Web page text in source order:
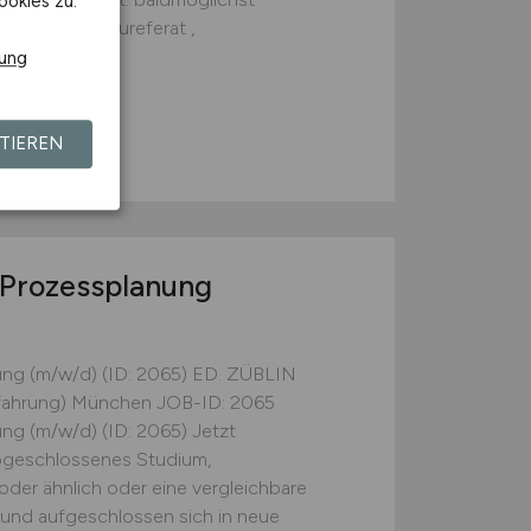
Baureferat ,
(m/w/d) (ID: 2065) ED. ZÜBLIN
München JOB-ID: 2065
(m/w/d) (ID: 2065) Jetzt
Studium,
ähnlich oder eine vergleichbare
aufgeschlossen sich in neue